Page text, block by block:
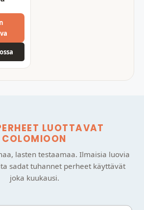
LUOTTAVAT
COLOMIOON
lasten testaamaa. Ilmaisia luovia
sadat tuhannet perheet käyttävät
joka kuukausi.